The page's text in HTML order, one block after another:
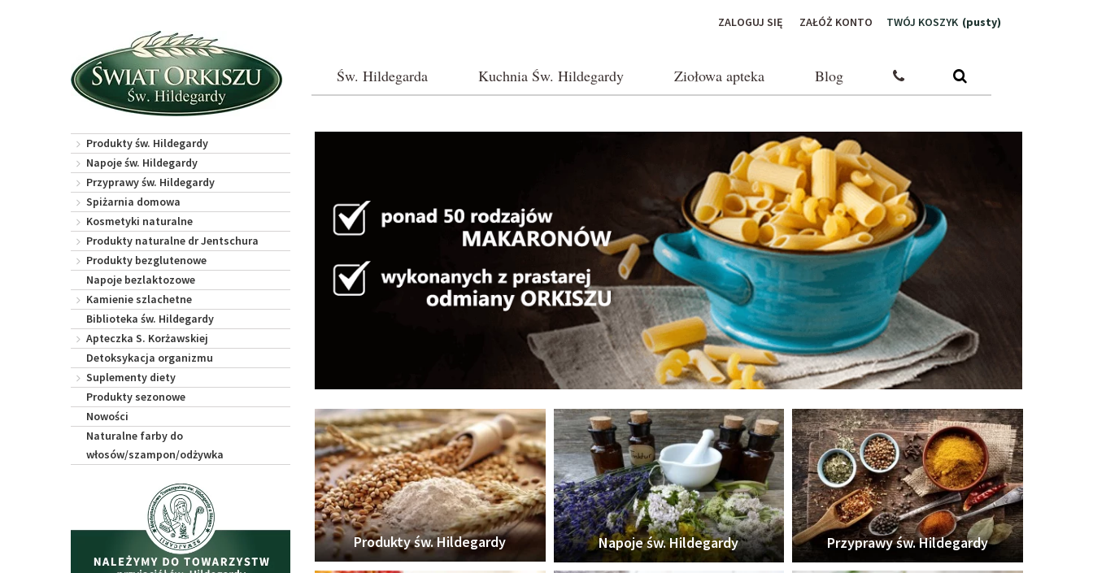
TWÓJ KOSZYK (pusty)
ZALOGUJ SIĘ ZAŁÓŻ KONTO
Św. Hildegarda Kuchnia Św. Hildegardy Ziołowa apteka Blog
Produkty św. Hildegardy
Napoje św. Hildegardy
Przyprawy św. Hildegardy
Spiżarnia domowa
Kosmetyki naturalne
Produkty naturalne dr Jentschura
Produkty bezglutenowe
Napoje bezlaktozowe
Kamienie szlachetne
Biblioteka św. Hildegardy
Apteczka S. Korżawskiej
Detoksykacja organizmu
Suplementy diety
Produkty sezonowe
Nowości
Naturalne farby do
włosów/szampon/odżywka
Produkty św. Hildegardy Napoje św. Hildegardy Przyprawy św. Hildegardy